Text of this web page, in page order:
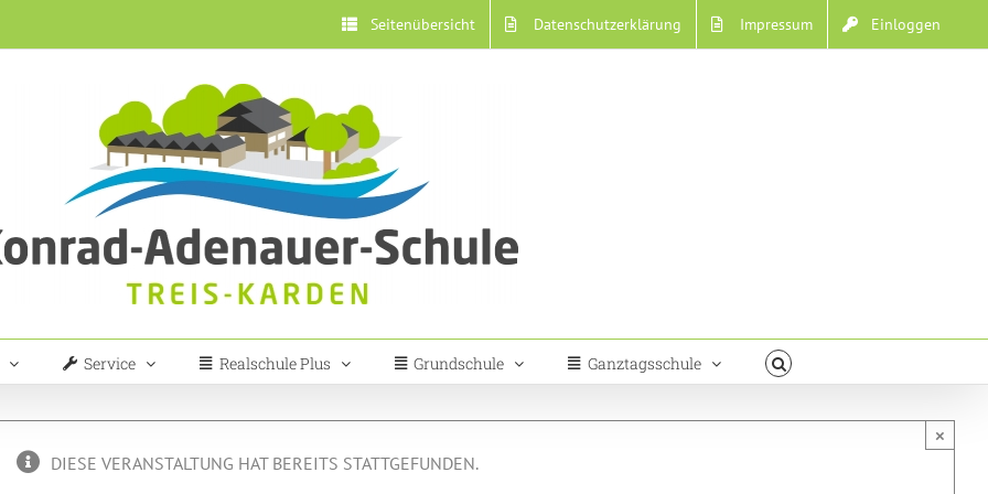
Seitenübersicht Datenschutzerklärung Impressum Einloggen
Service Realschule Plus Grundschule Ganztagsschule
DIESE VERANSTALTUNG HAT BEREITS STATTGEFUNDEN.
×